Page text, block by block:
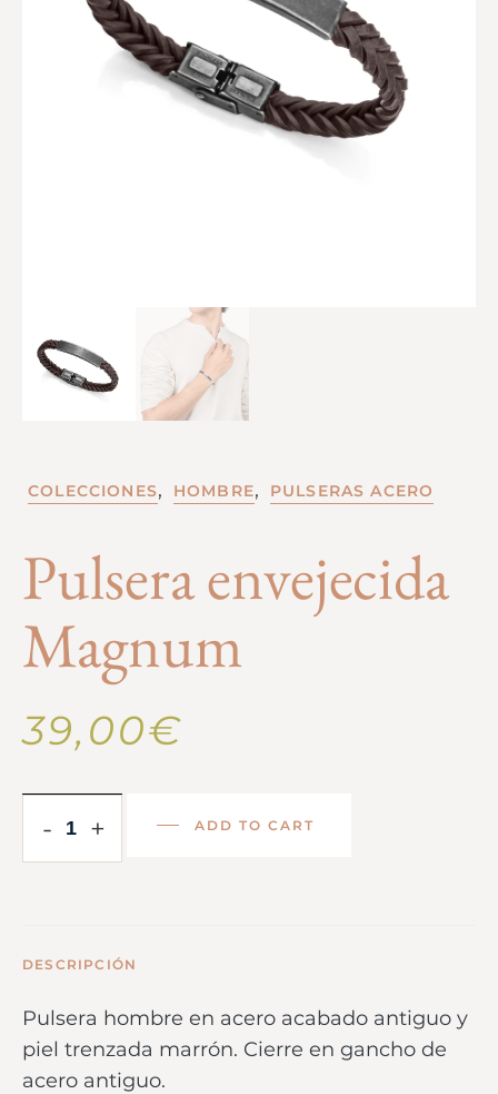
COLECCIONES, HOMBRE, PULSERAS ACERO
Pulsera envejecida
Magnum
39,00€
- + ADD TO CART
DESCRIPCIÓN
Pulsera hombre en acero acabado antiguo y
piel trenzada marrón. Cierre en gancho de
acero antiguo.